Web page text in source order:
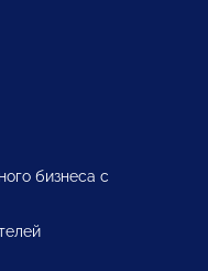
бизнеса с